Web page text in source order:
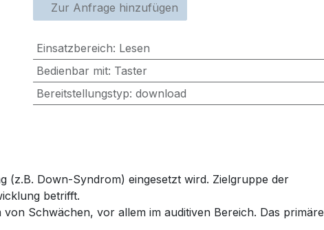
Zur Anfrage hinzufügen
Einsatzbereich: Lesen
Bedienbar mit: Taster
Bereitstellungstyp: download
(z.B. Down-Syndrom) eingesetzt wird. Zielgruppe der
betrifft.
von Schwächen, vor allem im auditiven Bereich. Das primäre